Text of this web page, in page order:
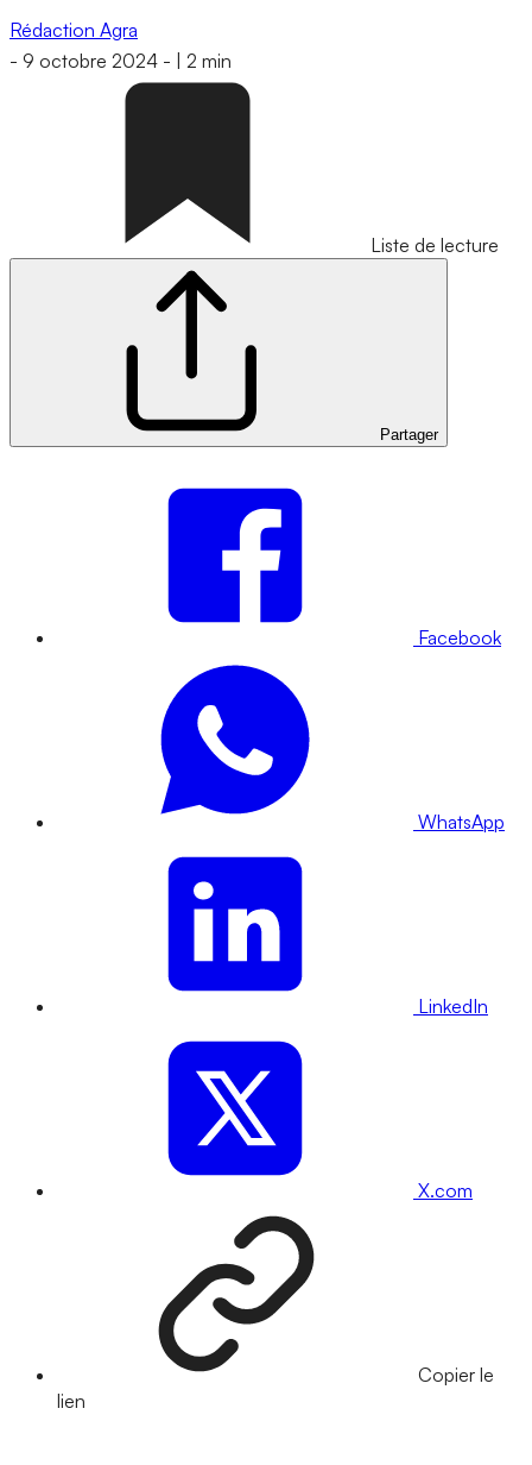
Rédaction Agra
- 9 octobre 2024 - 2 min
Liste de lecture
Partager
Facebook
WhatsApp
LinkedIn
X.com
Copier le
lien